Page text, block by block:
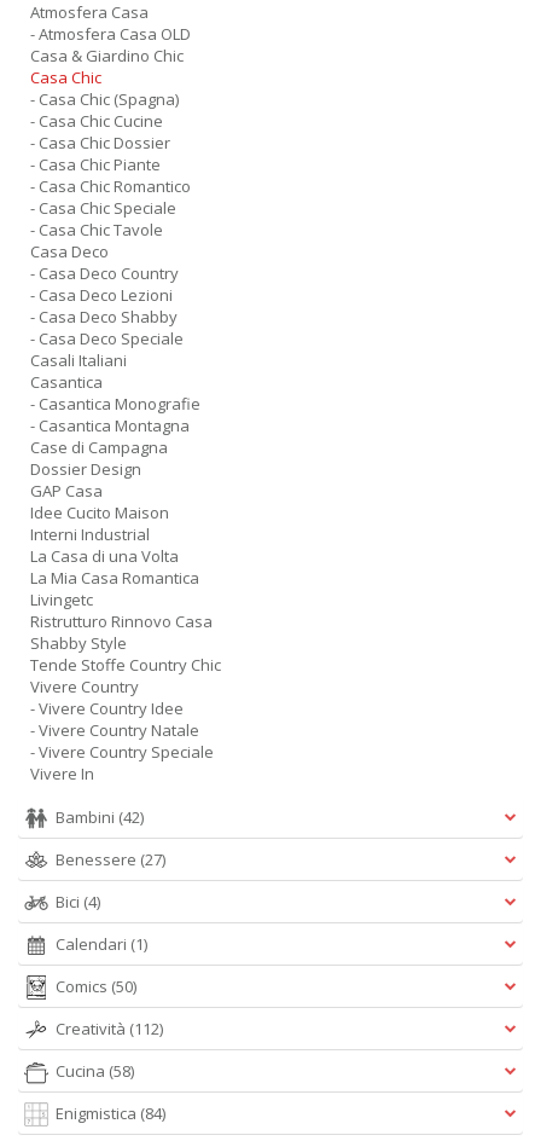
Atmosfera Casa
- Atmosfera Casa OLD
Casa & Giardino Chic
Casa Chic
- Casa Chic (Spagna)
- Casa Chic Cucine
- Casa Chic Dossier
- Casa Chic Piante
- Casa Chic Romantico
- Casa Chic Speciale
- Casa Chic Tavole
Casa Deco
- Casa Deco Country
- Casa Deco Lezioni
- Casa Deco Shabby
- Casa Deco Speciale
Casali Italiani
Casantica
- Casantica Monografie
- Casantica Montagna
Case di Campagna
Dossier Design
GAP Casa
Idee Cucito Maison
Interni Industrial
La Casa di una Volta
La Mia Casa Romantica
Livingetc
Ristrutturo Rinnovo Casa
Shabby Style
Tende Stoffe Country Chic
Vivere Country
- Vivere Country Idee
- Vivere Country Natale
- Vivere Country Speciale
Vivere In
Bambini (42)
Benessere (27)
Bici (4)
Calendari (1)
Comics (50)
Creatività (112)
Cucina (58)
Enigmistica (84)